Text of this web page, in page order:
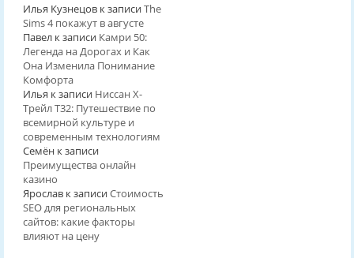
Илья Кузнецовк записиThe
Sims 4 покажут в августе
Павелк записи Камри 50:
Легенда на Дорогах и Как
Она Изменила Понимание
Комфорта
Илья к записи Ниссан Х-
Трейл T32: Путешествие по
всемирной культуре и
современным технологиям
Семёнк записи
Преимущества онлайн
казино
Ярославк записиСтоимость
SEO для региональных
сайтов: какие факторы
влияют на цену